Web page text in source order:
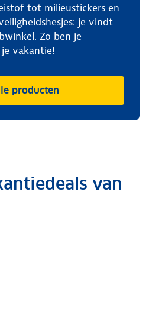
tot milieustickers en
je vindt
Zo ben je
vakantie!
producten
van